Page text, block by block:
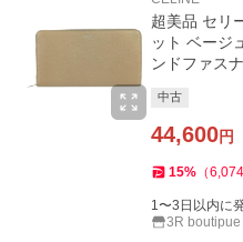
超美品 セリ
ット ベージ
ンドファス
中古
44,600円
15% （6,074
1〜3日以内に
3R boutipue